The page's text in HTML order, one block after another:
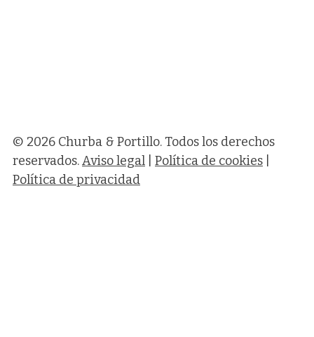
© 2026 Churba & Portillo. Todos los derechos
reservados.Aviso legal Política de cookies
Política de privacidad